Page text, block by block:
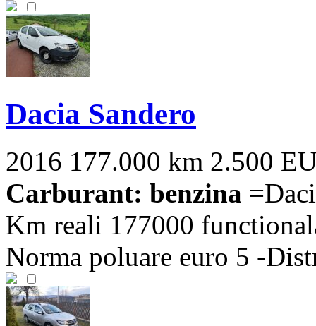
Dacia Sandero
2016 177.000 km 2.500
Carburant: benzina
Km reali 177000
Norma poluare euro 5 -